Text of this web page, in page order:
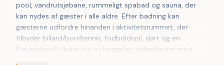
pool, vandrutsjebane, rummeligt spabad og sauna, der
kan nydes af gæster i alle aldre. Efter badning kan
gæsterne udfordre hinanden i aktivitetsrummet, der
tilbyder billard/bordtennis, fodboldspil, dart og en
Playstation3. Huset har et hyggeligt opholdsrum med